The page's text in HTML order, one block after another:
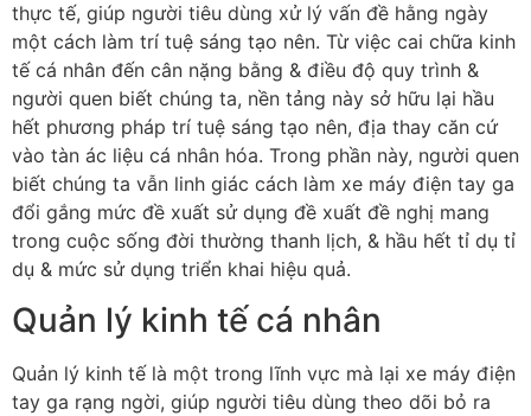
thực tế, giúp người tiêu dùng xử lý vấn đề hằng ngày
một cách làm trí tuệ sáng tạo nên. Từ việc cai chữa kinh
tế cá nhân đến cân nặng bằng & điều độ quy trình &
người quen biết chúng ta, nền tảng này sở hữu lại hầu
hết phương pháp trí tuệ sáng tạo nên, địa thay căn cứ
vào tàn ác liệu cá nhân hóa. Trong phần này, người quen
biết chúng ta vẫn linh giác cách làm xe máy điện tay ga
đổi gắng mức đề xuất sử dụng đề xuất đề nghị mang
trong cuộc sống đời thường thanh lịch, & hầu hết tỉ dụ tỉ
dụ & mức sử dụng triển khai hiệu quả.
Quản lý kinh tế cá nhân
Quản lý kinh tế là một trong lĩnh vực mà lại xe máy điện
tay ga rạng ngời, giúp người tiêu dùng theo dõi bỏ ra